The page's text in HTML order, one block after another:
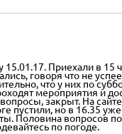
15.01.17. Приехали в 15
говоря что не
что у них по
мероприятия и
закрыт. На
пустили, но в 16.35
Половина вопросов
по погоде.